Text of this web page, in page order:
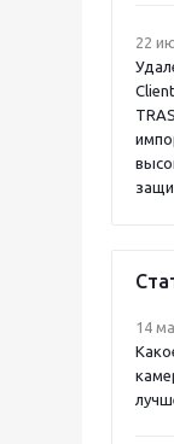
22
14